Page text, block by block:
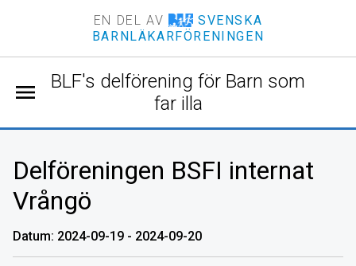
EN DEL AV
SVENSKA
BARNLÄKARFÖRENINGEN
BLF's delförening för Barn som
far illa
menu
Delföreningen BSFI internat
Vrångö
Datum: 2024-09-19 - 2024-09-20